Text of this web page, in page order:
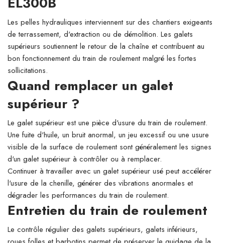
Les pelles hydrauliques interviennent sur des chantiers exigeants
de terrassement, d'extraction ou de démolition. Les galets
supérieurs soutiennent le retour de la chaîne et contribuent au
bon fonctionnement du train de roulement malgré les fortes
sollicitations.
Quand remplacer un galet
supérieur ?
Le galet supérieur est une pièce d'usure du train de roulement.
Une fuite d'huile, un bruit anormal, un jeu excessif ou une usure
visible de la surface de roulement sont généralement les signes
d'un galet supérieur à contrôler ou à remplacer.
Continuer à travailler avec un galet supérieur usé peut accélérer
l'usure de la chenille, générer des vibrations anormales et
dégrader les performances du train de roulement.
Entretien du train de roulement
Le contrôle régulier des galets supérieurs, galets inférieurs,